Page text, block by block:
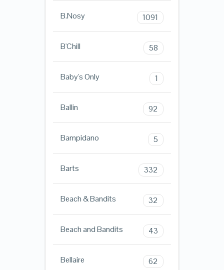
B.Nosy 1091
B'Chill 58
Baby's Only 1
Ballin 92
Bampidano 5
Barts 332
Beach & Bandits 32
Beach and Bandits 43
Bellaire 62